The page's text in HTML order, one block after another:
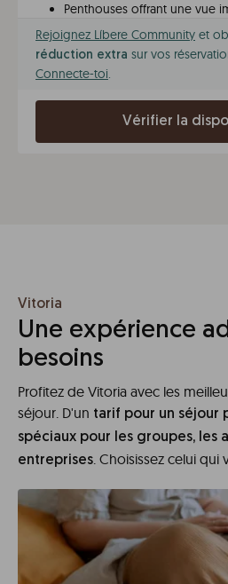
Penthouses offrant une vue
Rejoignez Líbere Community et
réduction extra sur vos
Connecte-toi.
Vérifier la
Vitoria
Une expérience
besoins
Profitez de Vitoria avec les
séjour. D'un tarif pour un séjour
spéciaux pour les groupes, les
entreprises. Choisissez celui